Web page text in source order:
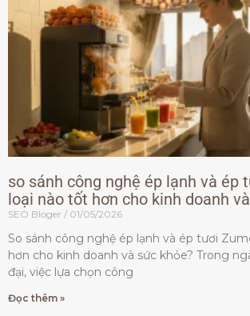
so sánh công nghệ ép lạnh và ép
loại nào tốt hơn cho kinh doanh
SEO Bloger 01/05/2026
So sánh công nghệ ép lạnh và ép tươi
hơn cho kinh doanh và sức khỏe? Trong
đại, việc lựa chọn công
Đọc thêm »